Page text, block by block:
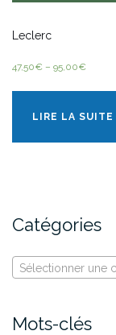
Leclerc
47,50€ – 95,00€
LIRE LA SUITE
Catégories
Sélectionner une
Mots-clés